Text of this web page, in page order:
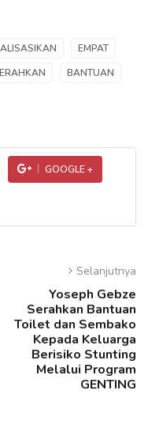
EMPAT
BANTUAN
GOOGLE +
Selanjutnya
Yoseph Gebze
Serahkan Bantuan
Toilet dan Sembako
Kepada Keluarga
Berisiko Stunting
Melalui Program
GENTING